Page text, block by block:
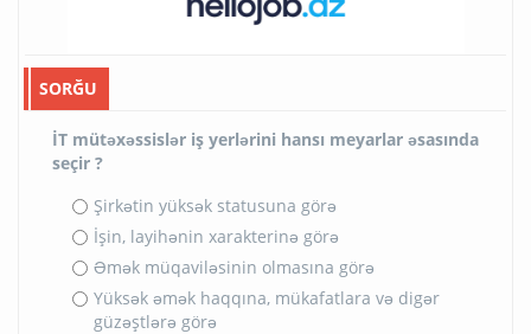
SORĞU
İT mütəxəssislər iş yerlərini hansı meyarlar əsasında
seçir ?
Şirkətin yüksək statusuna görə
İşin, layihənin xarakterinə görə
Əmək müqaviləsinin olmasına görə
Yüksək əmək haqqına, mükafatlara və digər
güzəştlərə görə